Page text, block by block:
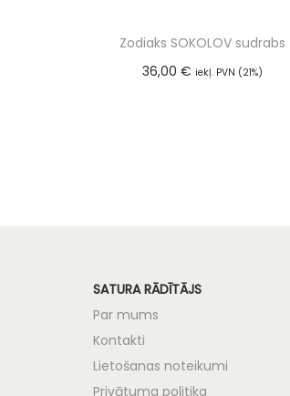
Zodiaks SOKOLOV sudrabs
36,00 € iekļ. PVN (21%)
SATURA RĀDĪTĀJS
Par mums
Kontakti
Lietošanas noteikumi
Privātuma politika